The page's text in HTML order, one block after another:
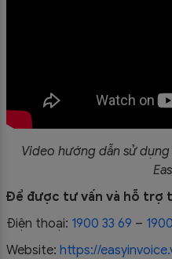
Video hướng dẫn sử dụng
Để được tư vấn và hỗ trợ
Điện thoại: 1900 33 69 –
Website: https://